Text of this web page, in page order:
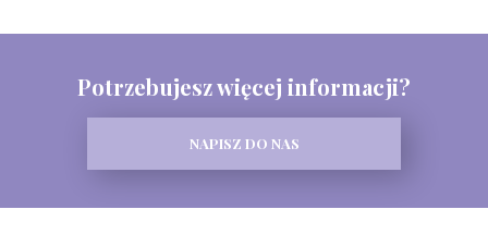
Potrzebujesz więcej informacji?
NAPISZ DO NAS